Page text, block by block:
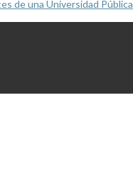
de una Universidad Pública